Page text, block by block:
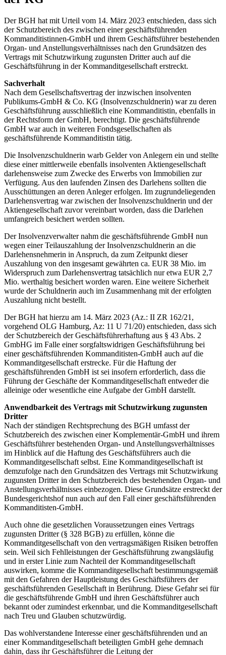
Der BGH hat mit Urteil vom 14. März 2023 entschieden, dass sich
der Schutzbereich des zwischen einer geschäftsführenden
Kommanditistinnen-GmbH und ihrem Geschäftsführer bestehenden
Organ- und Anstellungsverhältnisses nach den Grundsätzen des
Vertrags mit Schutzwirkung zugunsten Dritter auch auf die
Geschäftsführung in der Kommanditgesellschaft erstreckt.
Sachverhalt
Nach dem Gesellschaftsvertrag der inzwischen insolventen
Publikums-GmbH & Co. KG (Insolvenzschuldnerin) war zu deren
Geschäftsführung ausschließlich eine Kommanditistin, ebenfalls in
der Rechtsform der GmbH, berechtigt. Die geschäftsführende
GmbH war auch in weiteren Fondsgesellschaften als
geschäftsführende Kommanditistin tätig.
Die Insolvenzschuldnerin warb Gelder von Anlegern ein und stellte
diese einer mittlerweile ebenfalls insolventen Aktiengesellschaft
darlehensweise zum Zwecke des Erwerbs von Immobilien zur
Verfügung. Aus den laufenden Zinsen des Darlehens sollten die
Ausschüttungen an deren Anleger erfolgen. Im zugrundeliegenden
Darlehensvertrag war zwischen der Insolvenzschuldnerin und der
Aktiengesellschaft zuvor vereinbart worden, dass die Darlehen
umfangreich besichert werden sollten.
Der Insolvenzverwalter nahm die geschäftsführende GmbH nun
wegen einer Teilauszahlung der Insolvenzschuldnerin an die
Darlehensnehmerin in Anspruch, da zum Zeitpunkt dieser
Auszahlung von den insgesamt gewährten ca. EUR 38 Mio. im
Widerspruch zum Darlehensvertrag tatsächlich nur etwa EUR 2,7
Mio. werthaltig besichert worden waren. Eine weitere Sicherheit
wurde der Schuldnerin auch im Zusammenhang mit der erfolgten
Auszahlung nicht bestellt.
Der BGH hat hierzu am 14. März 2023 (Az.: II ZR 162/21,
vorgehend OLG Hamburg, Az: 11 U 71/20) entschieden, dass sich
der Schutzbereich der Geschäftsführerhaftung aus § 43 Abs. 2
GmbHG im Falle einer sorgfaltswidrigen Geschäftsführung bei
einer geschäftsführenden Kommanditisten-GmbH auch auf die
Kommanditgesellschaft erstrecke. Für die Haftung der
geschäftsführenden GmbH ist sei insofern erforderlich, dass die
Führung der Geschäfte der Kommanditgesellschaft entweder die
alleinige oder wesentliche eine Aufgabe der GmbH darstellt.
Anwendbarkeit des Vertrags mit Schutzwirkung zugunsten
Dritter
Nach der ständigen Rechtsprechung des BGH umfasst der
Schutzbereich des zwischen einer Komplementär-GmbH und ihrem
Geschäftsführer bestehenden Organ- und Anstellungsverhältnisses
im Hinblick auf die Haftung des Geschäftsführers auch die
Kommanditgesellschaft selbst. Eine Kommanditgesellschaft ist
demzufolge nach den Grundsätzen des Vertrags mit Schutzwirkung
zugunsten Dritter in den Schutzbereich des bestehenden Organ- und
Anstellungsverhältnisses einbezogen. Diese Grundsätze erstreckt der
Bundesgerichtshof nun auch auf den Fall einer geschäftsführenden
Kommanditisten-GmbH.
Auch ohne die gesetzlichen Voraussetzungen eines Vertrags
zugunsten Dritter (§ 328 BGB) zu erfüllen, könne die
Kommanditgesellschaft von den vertragsmäßigen Risiken betroffen
sein. Weil sich Fehlleistungen der Geschäftsführung zwangsläufig
und in erster Linie zum Nachteil der Kommanditgesellschaft
auswirken, komme die Kommanditgesellschaft bestimmungsgemäß
mit den Gefahren der Hauptleistung des Geschäftsführers der
geschäftsführenden Gesellschaft in Berührung. Diese Gefahr sei für
die geschäftsführende GmbH und ihren Geschäftsführer auch
bekannt oder zumindest erkennbar, und die Kommanditgesellschaft
nach Treu und Glauben schutzwürdig.
Das wohlverstandene Interesse einer geschäftsführenden und an
einer Kommanditgesellschaft beteiligten GmbH gehe demnach
dahin, dass ihr Geschäftsführer die Leitung der